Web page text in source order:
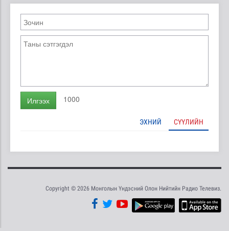
Илгээх 1000
ЭХНИЙ СҮҮЛИЙН
Copyright © 2026 Монголын Үндэсний Олон Нийтийн Радио Телевиз.